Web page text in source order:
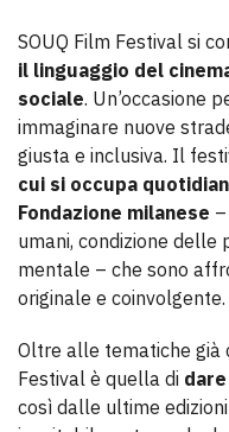
SOUQ Film Festival si
il linguaggio del
sociale. Un’occasione
immaginare nuove
giusta e inclusiva. Il
cui si occupa
Fondazione milanese
umani, condizione delle
mentale – che sono
originale e coinvolgente.
Oltre alle tematiche già
Festival è quella di
così dalle ultime